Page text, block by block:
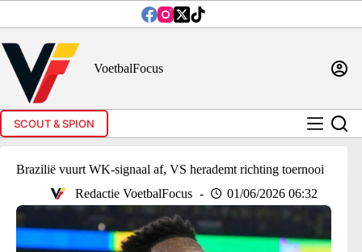
inhoud
VoetbalFocus
SCOUT & SPION
Brazilië vuurt WK-signaal af, VS herademt richting toernooi
Redactie VoetbalFocus
01/06/2026 06:32